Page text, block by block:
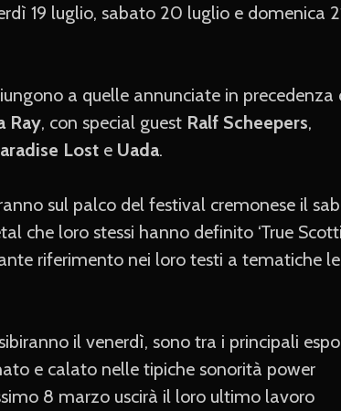
19 luglio, sabato 20 luglio e domenica
a quelle annunciate in precedenza
Ray, con special guest Ralf Scheepers,
Lost e Uada.
sul palco del festival cremonese il
che loro stessi hanno definito ‘True
riferimento nei loro testi a tematiche
il venerdì, sono tra i principali
e calato nelle tipiche sonorità power
8 marzo uscirà il loro ultimo lavoro